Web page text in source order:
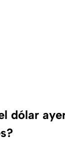
dólar